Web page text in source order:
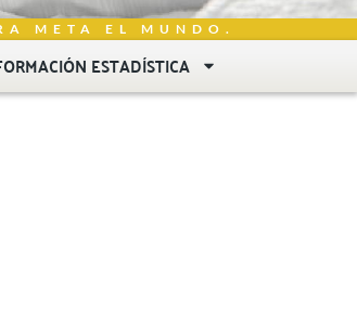
META EL MUNDO.
ESTADÍSTICA